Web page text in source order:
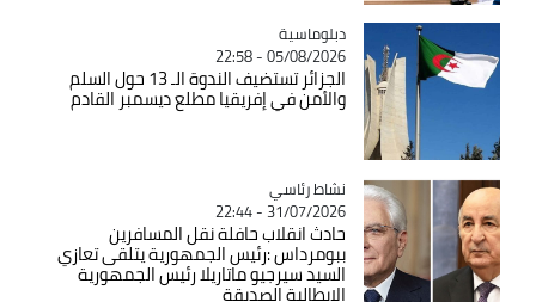
Catégorie
دبلوماسية
05/08/2026 - 22:58
الجزائر تستضيف الندوة الـ 13 حول السلم
والأمن في إفريقيا مطلع ديسمبر القادم
Catégorie
نشاط رئاسي
31/07/2026 - 22:44
حادث انقلاب حافلة نقل المسافرين
ببومرداس :رئيس الجمهورية يتلقى تعازي
السيد سيرجيو ماتاريلا رئيس الجمهورية
الإيطالية الصديقة